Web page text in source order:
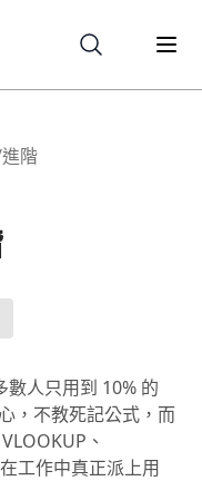
階
人只用到 10% 的
，不教死記公式，而
、
工作中真正派上用